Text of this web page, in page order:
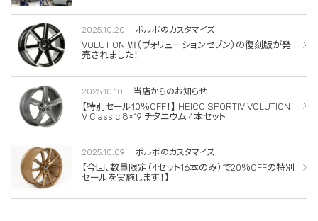
2025.10.20 ボルボのカスタマイズ
VOLUTION Ⅶ（ヴォリューションセブン）の復刻版が発
売されました！
2025.10.10 当店からのお知らせ
【特別セール10％OFF！】 HEICO SPORTIV VOLUTION
V Classic 8×19 チタニウム 4本セット
2025.10.09 ボルボのカスタマイズ
【今回、数量限定（4セット16本のみ）で20％OFFの特別
セールを実施します！】